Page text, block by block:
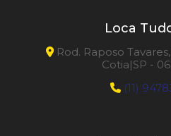
Loca
Rod. Raposo
Cotia|SP -
(11)